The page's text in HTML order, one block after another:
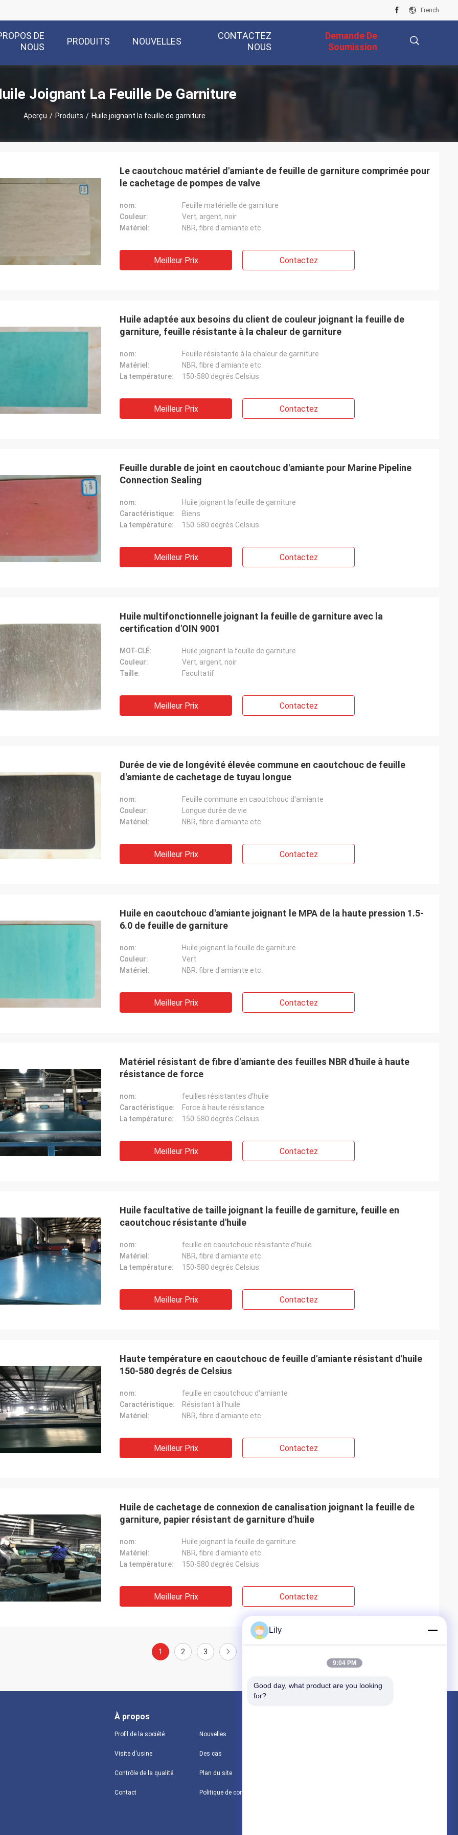
French
DE
NOUS
PRODUITS NOUVELLES
CONTACTEZ
NOUS
Demande De
Soumission
Joignant La Feuille De Garniture
Aperçu / Produits / Huile joignant la feuille de garniture
M. Chay
à la communication et au
commercial de support et très
Le caoutchouc matériel d'amiante de feuille de garniture comprimée pour
le cachetage de pompes de valve
nom:
Feuille matérielle de garniture
Couleur:
Vert, argent, noir
Matériel:
NBR, fibre d'amiante etc.
Meilleur Prix Contactez
Huile adaptée aux besoins du client de couleur joignant la feuille de
garniture, feuille résistante à la chaleur de garniture
nom:
Feuille résistante à la chaleur de garniture
Matériel:
NBR, fibre d'amiante etc.
La température:
150-580 degrés Celsius
Meilleur Prix Contactez
Feuille durable de joint en caoutchouc d'amiante pour Marine Pipeline
Connection Sealing
nom:
Huile joignant la feuille de garniture
Caractéristique:
Biens
La température:
150-580 degrés Celsius
Meilleur Prix Contactez
Huile multifonctionnelle joignant la feuille de garniture avec la
certification d'OIN 9001
MOT-CLÉ:
Huile joignant la feuille de garniture
Couleur:
Vert, argent, noir
Taille:
Facultatif
Meilleur Prix Contactez
Durée de vie de longévité élevée commune en caoutchouc de feuille
d'amiante de cachetage de tuyau longue
nom:
Feuille commune en caoutchouc d'amiante
Couleur:
Longue durée de vie
Matériel:
NBR, fibre d'amiante etc.
Meilleur Prix Contactez
Huile en caoutchouc d'amiante joignant le MPA de la haute pression 1.5-
6.0 de feuille de garniture
nom:
Huile joignant la feuille de garniture
Couleur:
Vert
Matériel:
NBR, fibre d'amiante etc.
Meilleur Prix Contactez
Matériel résistant de fibre d'amiante des feuilles NBR d'huile à haute
résistance de force
nom:
feuilles résistantes d'huile
Caractéristique:
Force à haute résistance
La température:
150-580 degrés Celsius
Meilleur Prix Contactez
Huile facultative de taille joignant la feuille de garniture, feuille en
caoutchouc résistante d'huile
nom:
feuille en caoutchouc résistante d'huile
Matériel:
NBR, fibre d'amiante etc.
La température:
150-580 degrés Celsius
Meilleur Prix Contactez
Haute température en caoutchouc de feuille d'amiante résistant d'huile
150-580 degrés de Celsius
nom:
feuille en caoutchouc d'amiante
Caractéristique:
Résistant à l'huile
Matériel:
NBR, fibre d'amiante etc.
Meilleur Prix Contactez
Huile de cachetage de connexion de canalisation joignant la feuille de
garniture, papier résistant de garniture d'huile
nom:
Huile joignant la feuille de garniture
Matériel:
NBR, fibre d'amiante etc.
La température:
150-580 degrés Celsius
Meilleur Prix Contactez
1 2 3
À propos
Profil de la société
Visite d'usine
Contrôle de la qualité
Contact
Nouvelles
Des cas
Plan du site
Lily
9:04 PM
Good day, what product are you looking
for?